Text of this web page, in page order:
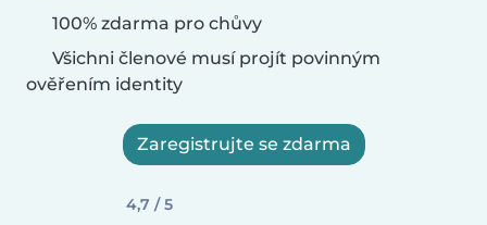
100% zdarma pro chůvy
Všichni členové musí projít povinným
ověřením identity
Zaregistrujte se zdarma
4,7 / 5